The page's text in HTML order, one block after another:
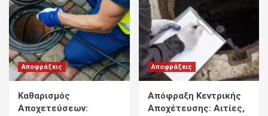
Αποφράξεις
Καθαρισμός
Αποχετεύσεων:
Αποφράξεις
Απόφραξη Κεντρικής
Αποχέτευσης: Αιτίες,